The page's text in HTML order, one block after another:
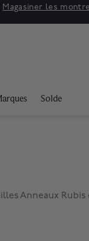
Magasiner les
Solde
Anneaux